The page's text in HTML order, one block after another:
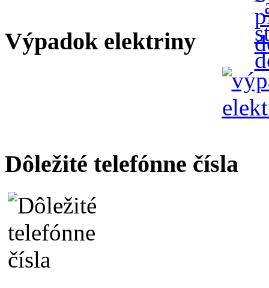
Výpadok elektriny
Dôležité telefónne čísla